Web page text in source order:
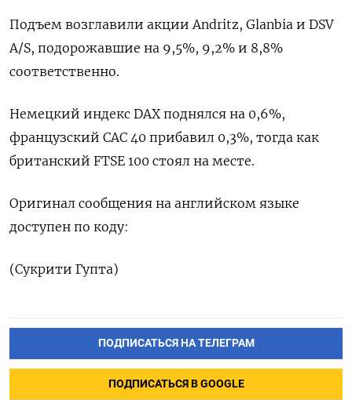
Подъем возглавили акции Andritz, Glanbia и DSV
A/S, подорожавшие на 9,5%, 9,2% и 8,8%
соответственно.
Немецкий индекс DAX поднялся на 0,6%,
французский CAC 40 прибавил 0,3%, тогда как
британский FTSE 100 стоял на месте.
Оригинал сообщения на английском языке
доступен по коду:
(Сукрити Гупта)
ПОДПИСАТЬСЯ НА ТЕЛЕГРАМ
ПОДПИСАТЬСЯ В GOOGLE